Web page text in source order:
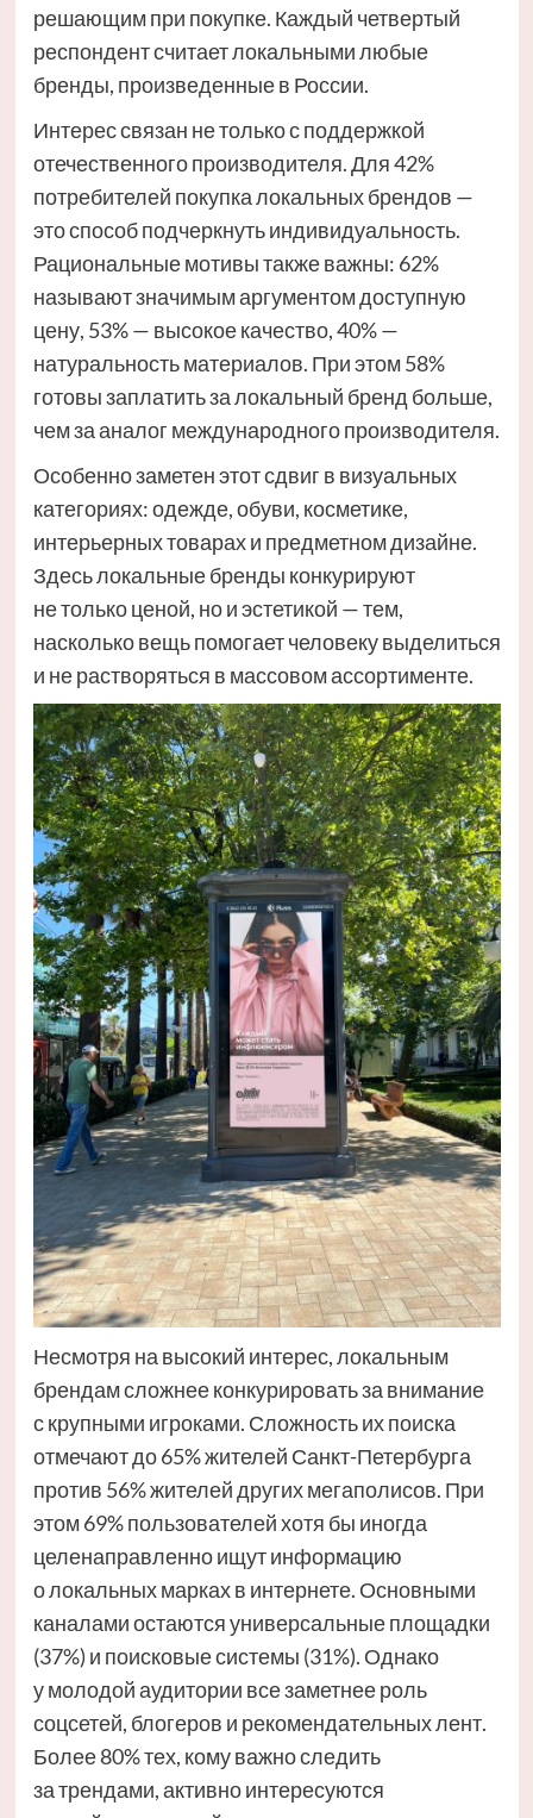
решающим при покупке. Каждый четвертый
респондент считает локальными любые
бренды, произведенные в России.
Интерес связан не только с поддержкой
отечественного производителя. Для 42%
потребителей покупка локальных брендов —
это способ подчеркнуть индивидуальность.
Рациональные мотивы также важны: 62%
называют значимым аргументом доступную
цену, 53% — высокое качество, 40% —
натуральность материалов. При этом 58%
готовы заплатить за локальный бренд больше,
чем за аналог международного производителя.
Особенно заметен этот сдвиг в визуальных
категориях: одежде, обуви, косметике,
интерьерных товарах и предметном дизайне.
Здесь локальные бренды конкурируют
не только ценой, но и эстетикой — тем,
насколько вещь помогает человеку выделиться
и не растворяться в массовом ассортименте.
Несмотря на высокий интерес, локальным
брендам сложнее конкурировать за внимание
с крупными игроками. Сложность их поиска
отмечают до 65% жителей Санкт-Петербурга
против 56% жителей других мегаполисов. При
этом 69% пользователей хотя бы иногда
целенаправленно ищут информацию
о локальных марках в интернете. Основными
каналами остаются универсальные площадки
(37%) и поисковые системы (31%). Однако
у молодой аудитории все заметнее роль
соцсетей, блогеров и рекомендательных лент.
Более 80% тех, кому важно следить
за трендами, активно интересуются